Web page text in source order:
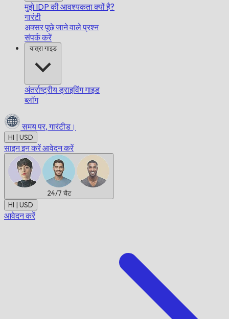
मुझे IDP की आवश्यकता क्यों है?
गारंटी
अक्सर पूछे जाने वाले प्रश्न
संपर्क करें
यात्रा गाइड
अंतर्राष्ट्रीय ड्राइविंग गाइड
ब्लॉग
समय पर, गारंटीड।
HI | USD
साइन इन करेंआवेदन करें
24/7 चैट
HI | USD
आवेदन करें